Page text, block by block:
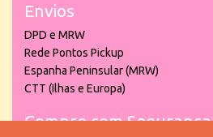
Envios
DPD e MRW
Rede Pontos Pickup
Espanha Peninsular (MRW)
CTT (Ilhas e Europa)
Compre com Segurança